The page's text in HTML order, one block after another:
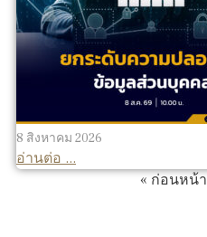
8 สิงหาคม 2026
อ่านต่อ ...
« ก่อนหน้า